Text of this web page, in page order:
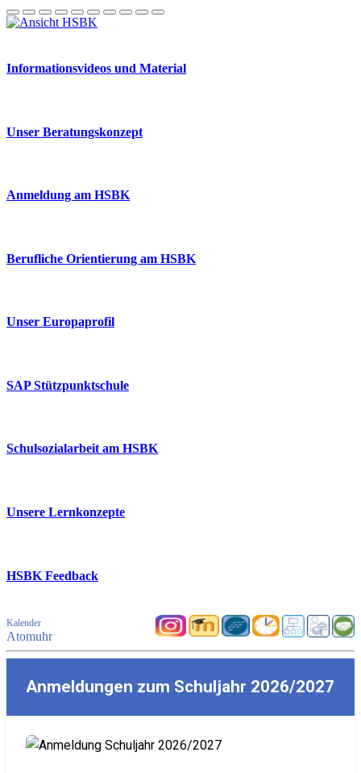
Informationsvideos und Material
Unser Beratungskonzept
Anmeldung am HSBK
Berufliche Orientierung am HSBK
Unser Europaprofil
SAP Stützpunktschule
Schulsozialarbeit am HSBK
Unsere Lernkonzepte
HSBK Feedback
Kalender
Atomuhr
Anmeldungen zum Schuljahr 2026/2027